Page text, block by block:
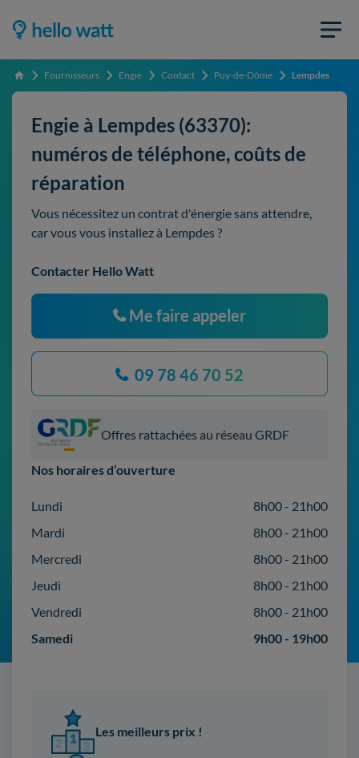
Accueil Fournisseurs Engie Contact Puy-de-Dôme Lempdes
Engie à Lempdes (63370):
numéros de téléphone, coûts de
réparation
Vous nécessitez un contrat d'énergie sans attendre,
car vous vous installez à Lempdes ?
Contacter Hello Watt
Me faire appeler
09 78 46 70 52
Offres rattachées au réseau GRDF
Nos horaires d’ouverture
Lundi
8h00 - 21h00
Mardi
8h00 - 21h00
Mercredi
8h00 - 21h00
Jeudi
8h00 - 21h00
Vendredi
8h00 - 21h00
Samedi
9h00 - 19h00
Les meilleurs prix !